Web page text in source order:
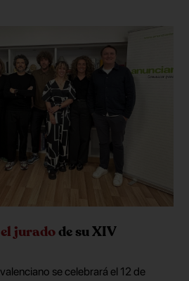
el juradode su XIV
se celebrará el 12 de